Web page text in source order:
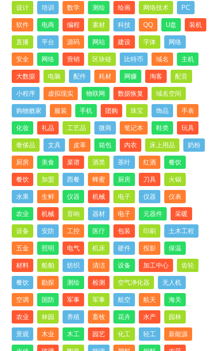
设计 培训 数学 测绘 绘画 网络技术 PC
软件 电商 编程 素材 科技 QQ U盘 装机
直播 平台 源码 网站 建设 字体 网络
安全 网络 营销 区块链 比特币 域名 主机
大数据 电脑 配件 耗材 网赚 淘客 配音
小程序 虚拟现实 物联网 数据恢复 域名空间
购物败家 服装 手机 团购 珠宝 饰品 手表
化妆 礼品 工艺品 微商 笔记本 鞋类 玩具
奢侈品 文具 皮革 箱包 内衣 床上用品 奶粉
厨房 美食 菜谱 酒类 茶叶 红酒 餐饮
餐饮 加盟 西餐 蜂蜜 厨房 刀具 火锅
水果 生鲜 仪器 机械 电子 仪器 仪表
农业 机械 音响 器材 电子 元器件 采暖
设备 安防 工控 医疗 包装 印刷 土木工程
五金 照明 电气 机床 硬件 投影 保温
材料 船舶 纺织 清洁 设备 加工中心 齿轮
餐饮 勘探 测绘 检测 空气净化器 无人机
空调 国防 军事 军事 航空 航天 海关
农业 林园 养殖 畜牧 花卉 水产 园林
景观 木业 木工 园艺 化工 轻工 新能源